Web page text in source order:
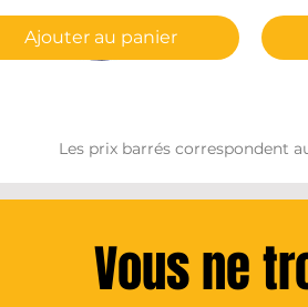
Ajouter au panier
Les prix barrés correspondent
Vous ne